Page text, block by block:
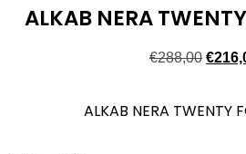
ALKAB NERA
€288,00 €
ALKAB NERA TWENTY